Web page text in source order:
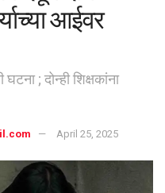
आईवर
; दोन्ही शिक्षकांना
April 25, 2025